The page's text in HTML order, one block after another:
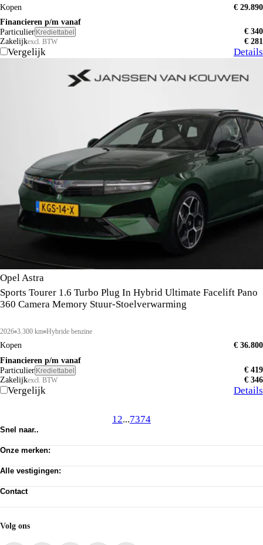
Kopen
€ 29.890
Financieren p/m vanaf
Particulier Krediettabel
€ 340
Zakelijkexcl. BTW € 281
Vergelijk Details
Opel Astra
Sports Tourer 1.6 Turbo Plug In Hybrid Ultimate Facelift Pano
360 Camera Memory Stuur-Stoelverwarming
2026 3.300 km Hybride benzine
Kopen
€ 36.800
Financieren p/m vanaf
Particulier Krediettabel
€ 419
Zakelijkexcl. BTW € 346
Vergelijk Details
1 2...7374
Snel naar..
Werkplaats afspraak
Privacy verklaring
Cookie toestemming wijzigen
Onze merken:
Alfa Romeo
Dongfeng
Jeep
Lancia
Alle vestigingen:
Almere Occasion
Mijdrecht
Huizen
Contact
Acties
Volg ons